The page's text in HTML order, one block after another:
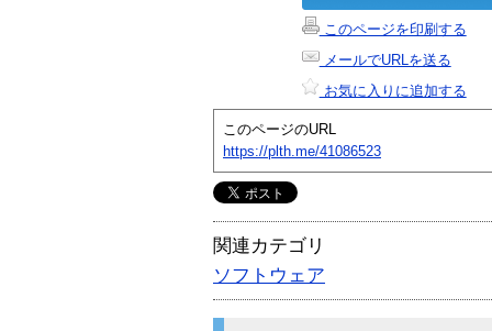
このページを印刷する
メールでURLを送る
お気に入りに追加する
このページのURL
https://plth.me/41086523
関連カテゴリ
ソフトウェア